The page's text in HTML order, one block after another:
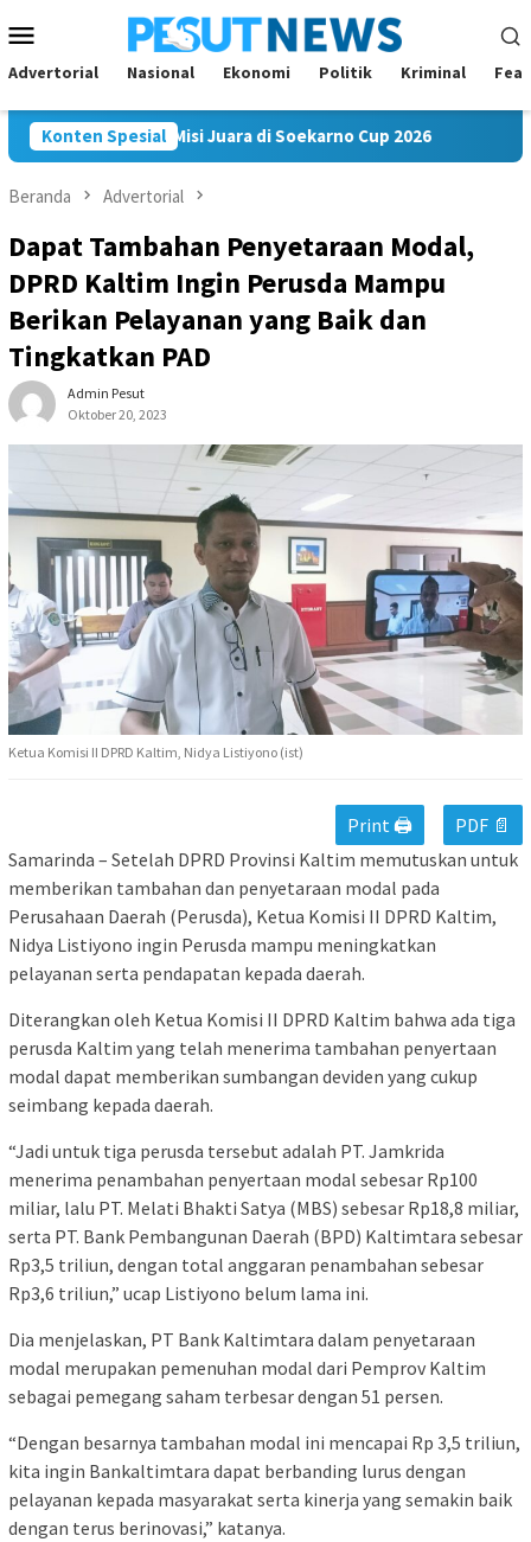
ke
kontenMobile
Advertorial Nasional Ekonomi Politik Kriminal
Konten Spesial
FC Bawa Misi Juara di Soekarno Cup 2026
Beranda Advertorial
Dapat Tambahan Penyetaraan Modal,
DPRD Kaltim Ingin Perusda Mampu
Berikan Pelayanan yang Baik dan
Tingkatkan PAD
Admin Pesut
Oktober 20, 2023
Ketua Komisi II DPRD Kaltim, Nidya Listiyono (ist)
Print 🖨
PDF 📄
Samarinda – Setelah DPRD Provinsi Kaltim memutuskan untuk
memberikan tambahan dan penyetaraan modal pada
Perusahaan Daerah (Perusda), Ketua Komisi II DPRD Kaltim,
Nidya Listiyono ingin Perusda mampu meningkatkan
pelayanan serta pendapatan kepada daerah.
Diterangkan oleh Ketua Komisi II DPRD Kaltim bahwa ada tiga
perusda Kaltim yang telah menerima tambahan penyertaan
modal dapat memberikan sumbangan deviden yang cukup
seimbang kepada daerah.
“Jadi untuk tiga perusda tersebut adalah PT. Jamkrida
menerima penambahan penyertaan modal sebesar Rp100
miliar, lalu PT. Melati Bhakti Satya (MBS) sebesar Rp18,8 miliar,
serta PT. Bank Pembangunan Daerah (BPD) Kaltimtara sebesar
Rp3,5 triliun, dengan total anggaran penambahan sebesar
Rp3,6 triliun,” ucap Listiyono belum lama ini.
Dia menjelaskan, PT Bank Kaltimtara dalam penyetaraan
modal merupakan pemenuhan modal dari Pemprov Kaltim
sebagai pemegang saham terbesar dengan 51 persen.
“Dengan besarnya tambahan modal ini mencapai Rp 3,5 triliun,
kita ingin Bankaltimtara dapat berbanding lurus dengan
pelayanan kepada masyarakat serta kinerja yang semakin baik
dengan terus berinovasi,” katanya.